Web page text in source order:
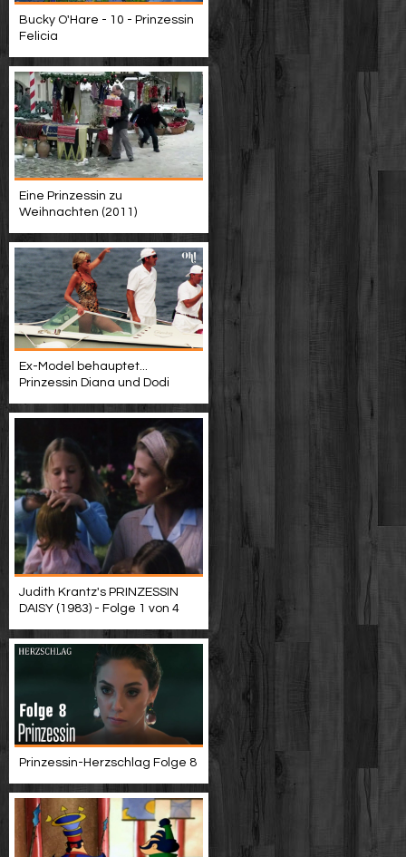
Bucky O'Hare - 10 - Prinzessin
Felicia
Eine Prinzessin zu
Weihnachten (2011)
Ex-Model behauptet...
Prinzessin Diana und Dodi
Judith Krantz's PRINZESSIN
DAISY (1983) - Folge 1 von 4
Prinzessin-Herzschlag Folge 8